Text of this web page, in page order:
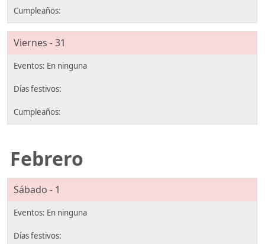
Viernes - 31
Febrero
Sábado - 1